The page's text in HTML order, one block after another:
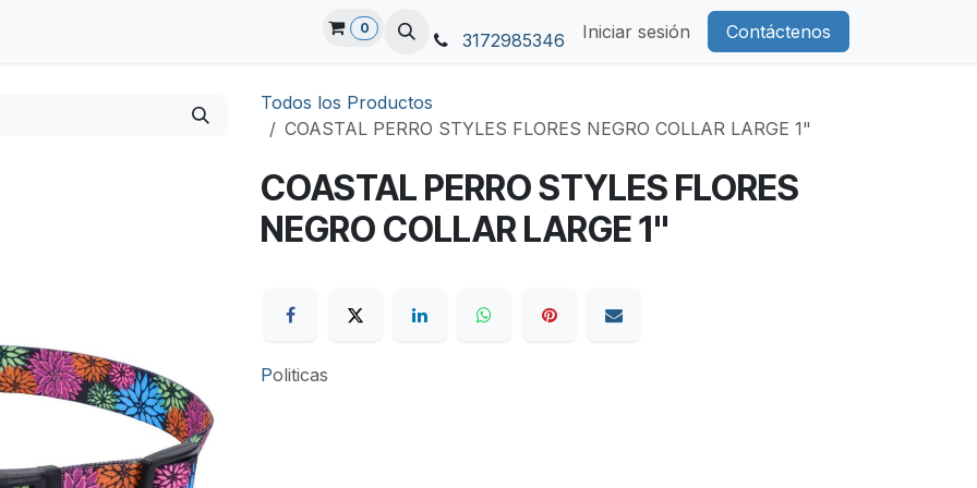
0
3172985346 Iniciar sesión Contáctenos
Todos los Productos
COASTAL PERRO STYLES FLORES NEGRO COLLAR LARGE 1"
COASTAL PERRO STYLES FLORES
NEGRO COLLAR LARGE 1"
Politicas